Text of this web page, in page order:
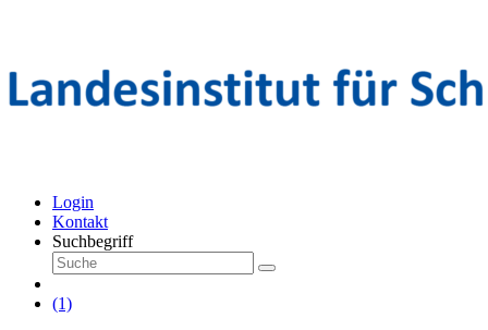
Login
Kontakt
Suchbegriff
(1)